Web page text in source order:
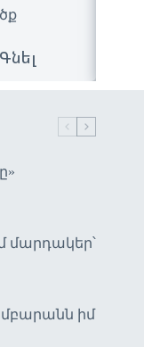
Գնել
մարդակեր՝
իմ